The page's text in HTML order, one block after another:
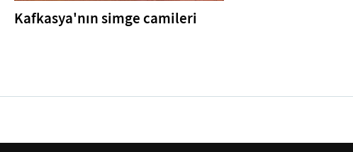
Kafkasya'nın simge camileri